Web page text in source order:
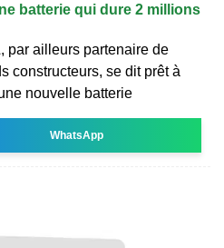
batterie qui dure 2 millions
par ailleurs partenaire de
constructeurs, se dit prêt à
nouvelle batterie
WhatsApp